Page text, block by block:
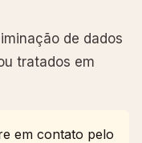
de dados
tratados em
em contato pelo